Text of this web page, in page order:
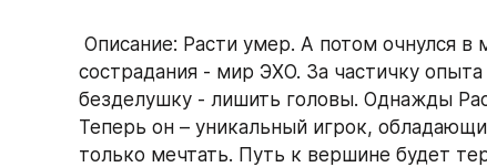
сострадания - мир ЭХО. За частичку
безделушку - лишить головы. Однажды
Теперь он – уникальный игрок,
только мечтать. Путь к вершине будет